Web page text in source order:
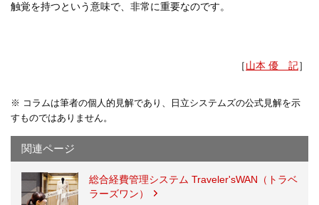
触覚を持つという意味で、非常に重要なのです。
［山本 優 記］
※ コラムは筆者の個人的見解であり、日立システムズの公式見解を示
すものではありません。
関連ページ
総合経費管理システム Traveler'sWAN（トラベ
ラーズワン）